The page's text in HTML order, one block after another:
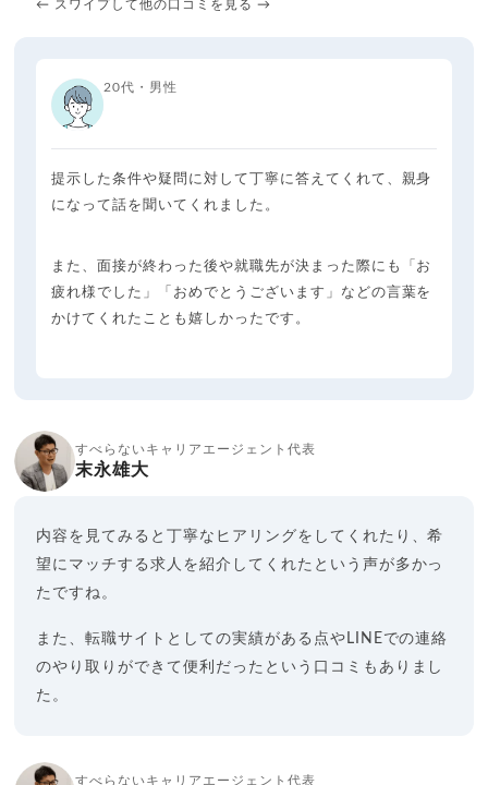
← スワイプして他の口コミを見る →
20代・男性
提示した条件や疑問に対して丁寧に答えてくれて、親身
になって話を聞いてくれました。
また、面接が終わった後や就職先が決まった際にも「お
疲れ様でした」「おめでとうございます」などの言葉を
かけてくれたことも嬉しかったです。
すべらないキャリアエージェント代表
末永雄大
内容を見てみると丁寧なヒアリングをしてくれたり、希
望にマッチする求人を紹介してくれたという声が多かっ
たですね。
また、転職サイトとしての実績がある点やLINEでの連絡
のやり取りができて便利だったという口コミもありまし
た。
すべらないキャリアエージェント代表